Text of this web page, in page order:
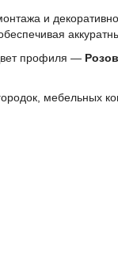
и
профиля —
мебельных